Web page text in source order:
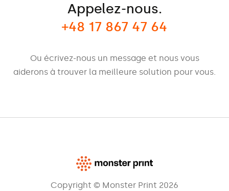
Appelez-nous.
+48 17 867 47 64
Ou écrivez-nous un message et nous vous
aiderons à trouver la meilleure solution pour vous.
Copyright © Monster Print 2026